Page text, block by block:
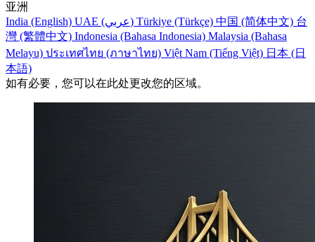
亚洲
India (English)
UAE (عربي) Türkiye (Türkçe) 中国 (简体中文) 台
灣 (繁體中文) Indonesia (Bahasa Indonesia) Malaysia (Bahasa
Melayu) ประเทศไทย (ภาษาไทย) Việt Nam (Tiếng Việt) 日本 (日
本語)
如有必要，您可以在此处更改您的区域。